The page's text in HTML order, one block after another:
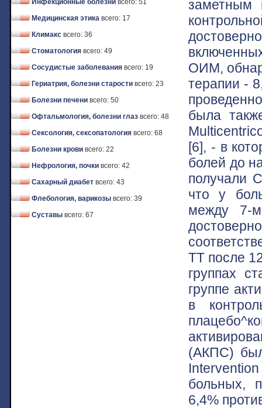
Инфекционные болезни всего: 51
Медицинская этика всего: 17
Климакс всего: 36
Стоматология всего: 49
Сосудистые заболевания всего: 19
Гериатрия, болезни старости всего: 23
Болезни печени всего: 50
Офтальмология, болезни глаз всего: 48
Сексология, сексопатология всего: 68
Болезни крови всего: 22
Нефрология, почки всего: 42
Сахарный диабет всего: 43
Флебология, варикозы всего: 39
Суставы всего: 67
заметным
ОИМ,
терапии -
была
[6], - в
болей до
получали
что у
между 7-
ТТ после
группах
группе
в
(АКПС)
больных,
6,4%